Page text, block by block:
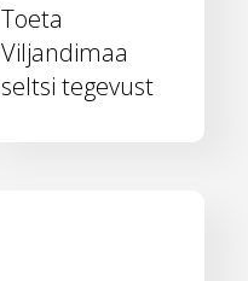
Toeta
Viljandimaa
seltsi tegevust